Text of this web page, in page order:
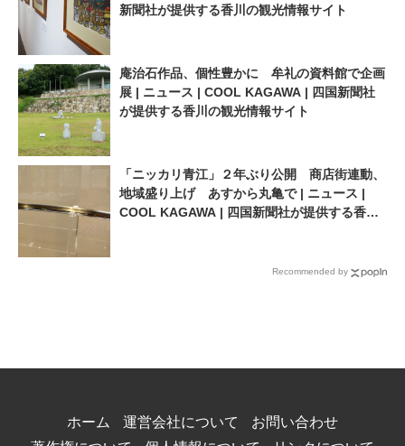
新聞社が提供する香川の観光情報サイト
庵治石作品、個性豊かに 牟礼の資料館で企画
展 | ニュース | COOL KAGAWA | 四国新聞社
が提供する香川の観光情報サイト
「ニッカリ青江」２年ぶり公開 商店街連動、
地域盛り上げ あすから丸亀で | ニュース |
COOL KAGAWA | 四国新聞社が提供する香川
Recommended by
ホーム 運営会社について
お問い合わせ